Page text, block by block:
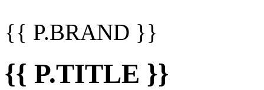
{{ P.BRAND }}
{{ P.TITLE }}